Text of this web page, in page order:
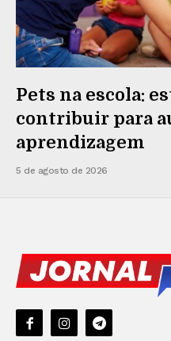
Pets na escola:
contribuir para
aprendizagem
5 de agosto de 2026